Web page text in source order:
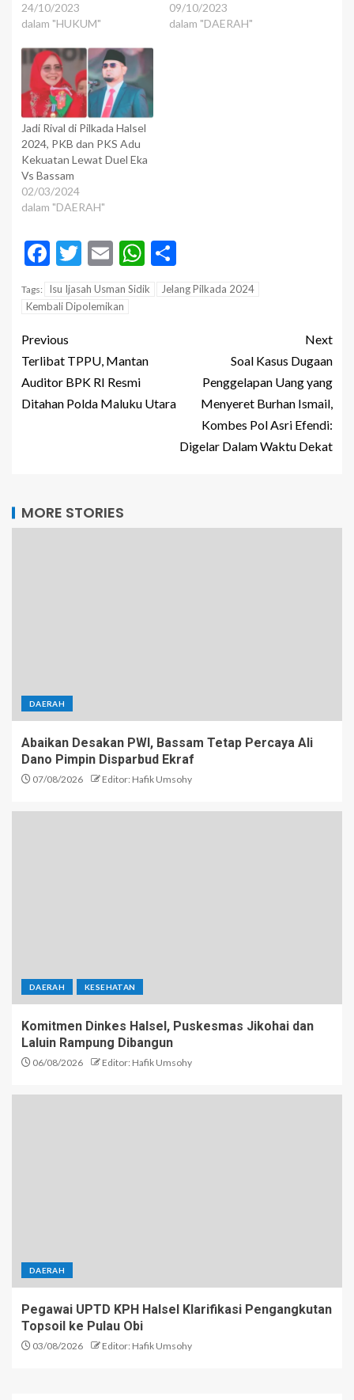
24/10/2023
dalam "HUKUM"
09/10/2023
dalam "DAERAH"
Jadi Rival di Pilkada Halsel
2024, PKB dan PKS Adu
Kekuatan Lewat Duel Eka
Vs Bassam
02/03/2024
dalam "DAERAH"
Facebook
Twitter
EmailWhatsApp
Tags: Isu Ijasah Usman Sidik
Jelang Pilkada 2024
Kembali Dipolemikan
Previous
Terlibat TPPU, Mantan
Auditor BPK RI Resmi
Ditahan Polda Maluku Utara
Next
Soal Kasus Dugaan
Penggelapan Uang yang
Menyeret Burhan Ismail,
Kombes Pol Asri Efendi:
Digelar Dalam Waktu Dekat
MORE STORIES
DAERAH
Abaikan Desakan PWI, Bassam Tetap Percaya Ali
Dano Pimpin Disparbud Ekraf
07/08/2026 Editor: Hafik Umsohy
DAERAH KESEHATAN
Komitmen Dinkes Halsel, Puskesmas Jikohai dan
Laluin Rampung Dibangun
06/08/2026 Editor: Hafik Umsohy
DAERAH
Pegawai UPTD KPH Halsel Klarifikasi Pengangkutan
Topsoil ke Pulau Obi
03/08/2026 Editor: Hafik Umsohy